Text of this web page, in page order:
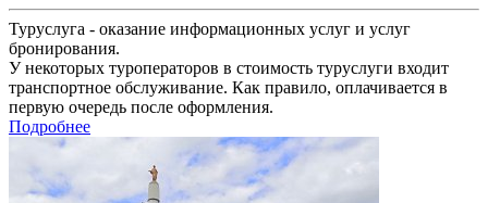
Туруслуга - оказание информационных услуг и услуг
бронирования.
У некоторых туроператоров в стоимость туруслуги входит
транспортное обслуживание. Как правило, оплачивается в
первую очередь после оформления.
Подробнее